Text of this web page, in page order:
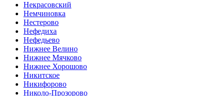
Некрасовский
Немчиновка
Нестерово
Нефедиха
Нефедьево
Нижнее Велино
Нижнее Мячково
Нижнее Хорошово
Никитское
Никифорово
Николо-Прозорово